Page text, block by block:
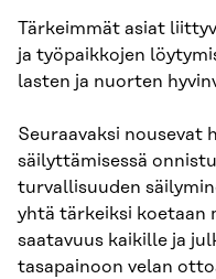
Tärkeimmät asiat
ja työpaikkojen
lasten ja nuorten
Seuraavaksi nousevat
säilyttämisessä
turvallisuuden
yhtä tärkeiksi koetaan
saatavuus kaikille ja
tasapainoon velan